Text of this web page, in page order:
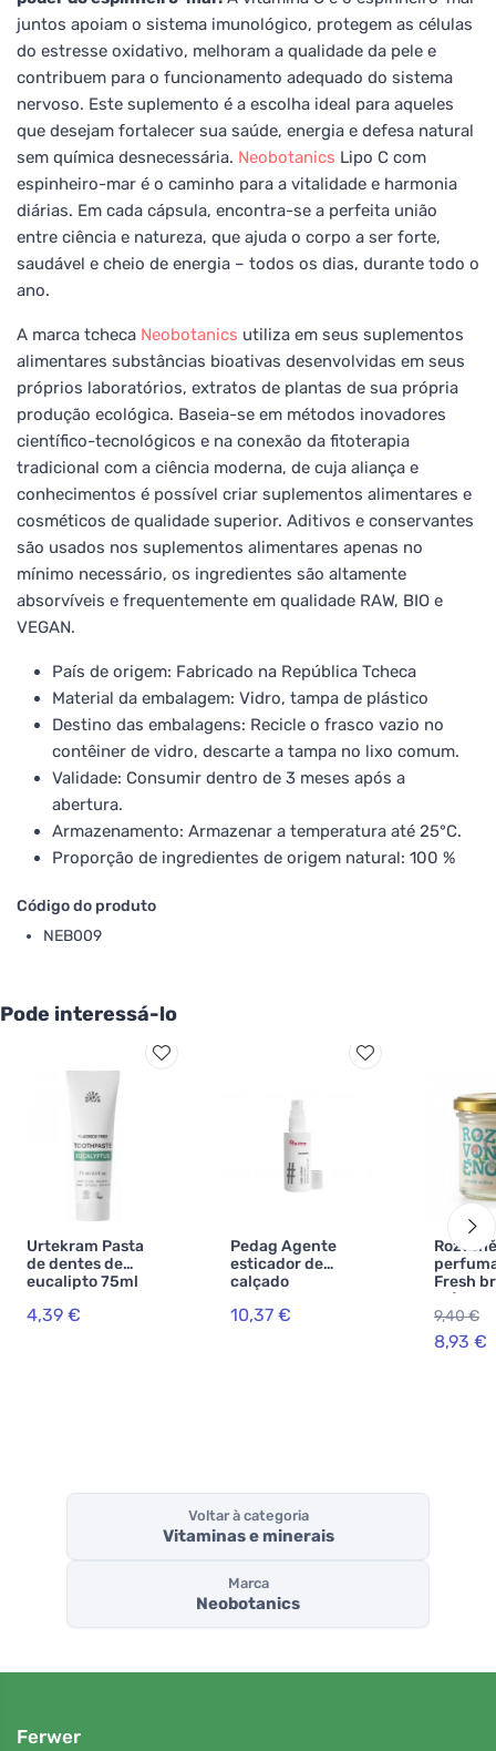
juntos apoiam o sistema imunológico, protegem as células
do estresse oxidativo, melhoram a qualidade da pele e
contribuem para o funcionamento adequado do sistema
nervoso. Este suplemento é a escolha ideal para aqueles
que desejam fortalecer sua saúde, energia e defesa natural
sem química desnecessária. Neobotanics Lipo C com
espinheiro-mar é o caminho para a vitalidade e harmonia
diárias. Em cada cápsula, encontra-se a perfeita união
entre ciência e natureza, que ajuda o corpo a ser forte,
saudável e cheio de energia – todos os dias, durante todo o
ano.
A marca tcheca Neobotanics utiliza em seus suplementos
alimentares substâncias bioativas desenvolvidas em seus
próprios laboratórios, extratos de plantas de sua própria
produção ecológica. Baseia-se em métodos inovadores
científico-tecnológicos e na conexão da fitoterapia
tradicional com a ciência moderna, de cuja aliança e
conhecimentos é possível criar suplementos alimentares e
cosméticos de qualidade superior. Aditivos e conservantes
são usados nos suplementos alimentares apenas no
mínimo necessário, os ingredientes são altamente
absorvíveis e frequentemente em qualidade RAW, BIO e
VEGAN.
País de origem: Fabricado na República Tcheca
Material da embalagem: Vidro, tampa de plástico
Destino das embalagens: Recicle o frasco vazio no
contêiner de vidro, descarte a tampa no lixo comum.
Validade: Consumir dentro de 3 meses após a
abertura.
Armazenamento: Armazenar a temperatura até 25°C.
Proporção de ingredientes de origem natural: 100 %
Código do produto
NEB009
Pode interessá-lo
Urtekram Pasta
de dentes de
eucalipto 75ml
4,39 €
Pedag Agente
esticador de
calçado
10,37 €
Fresh
ml) -
9,40 €
8,93 €
Voltar à categoria
Vitaminas e minerais
Marca
Neobotanics
Ferwer